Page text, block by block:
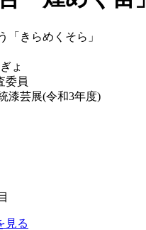
「きらめくそら」
ょ
委員
漆芸展(令和3年度)
見る